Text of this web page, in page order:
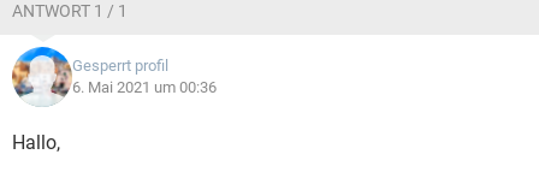
Notes: The current error page you are seeing can be replaced
by a custom error page by modifying the "defaultRedirect"
attribute of the application's <customErrors> configuration
tag to point to a custom error page URL.
ANTWORT 1 / 1
Gesperrt profil
6. Mai 2021 um 00:36
Hallo,